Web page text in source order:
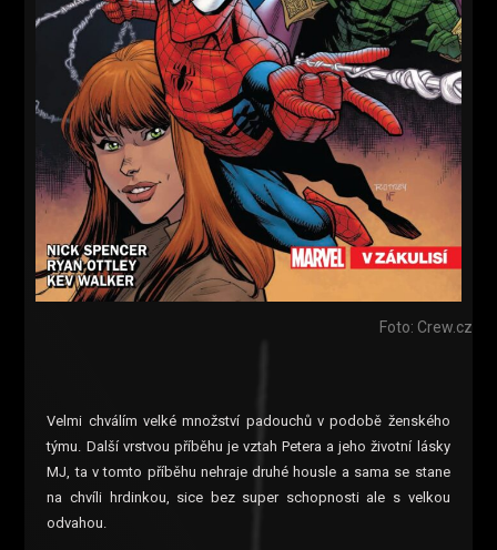
Foto: Crew.cz
Velmi chválím velké množství padouchů v podobě ženského
týmu. Další vrstvou příběhu je vztah Petera a jeho životní lásky
MJ, ta v tomto příběhu nehraje druhé housle a sama se stane
na chvíli hrdinkou, sice bez super schopnosti ale s velkou
odvahou.